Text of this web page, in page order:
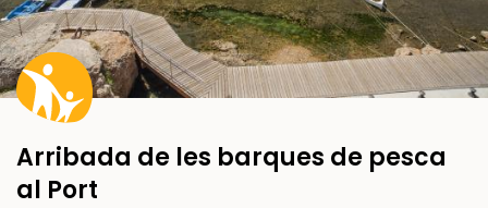
Arribada de les barques de pesca
al Port